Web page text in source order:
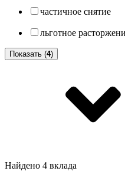
частичное снятие
льготное
Показать (4)
Найдено 4 вклада